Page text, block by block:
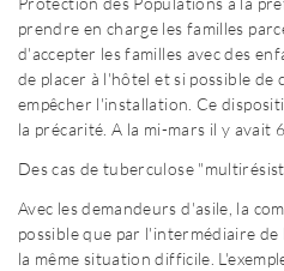
prendre en charge les familles
d'accepter les familles avec des
de placer à l'hôtel et si possible
empêcher l'installation. Ce
la précarité. A la mi-mars il y avait
Des cas de tuberculose
Avec les demandeurs d'asile, la
possible que par l'intermédiaire
la même situation difficile.